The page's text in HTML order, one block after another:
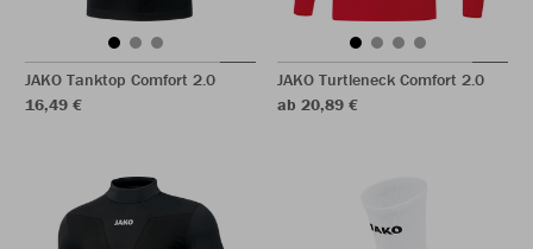
JAKO Tanktop Comfort 2.0
16,49 €
JAKO Turtleneck Comfort 2.0
ab 20,89 €